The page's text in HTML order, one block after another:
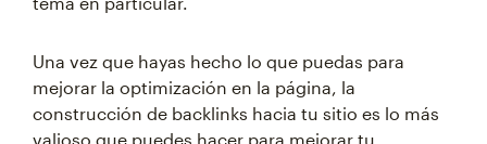
Una vez que hayas hecho lo que puedas para
mejorar la optimización en la página, la
construcción de backlinks hacia tu sitio es lo más
valioso que puedes hacer para mejorar tu